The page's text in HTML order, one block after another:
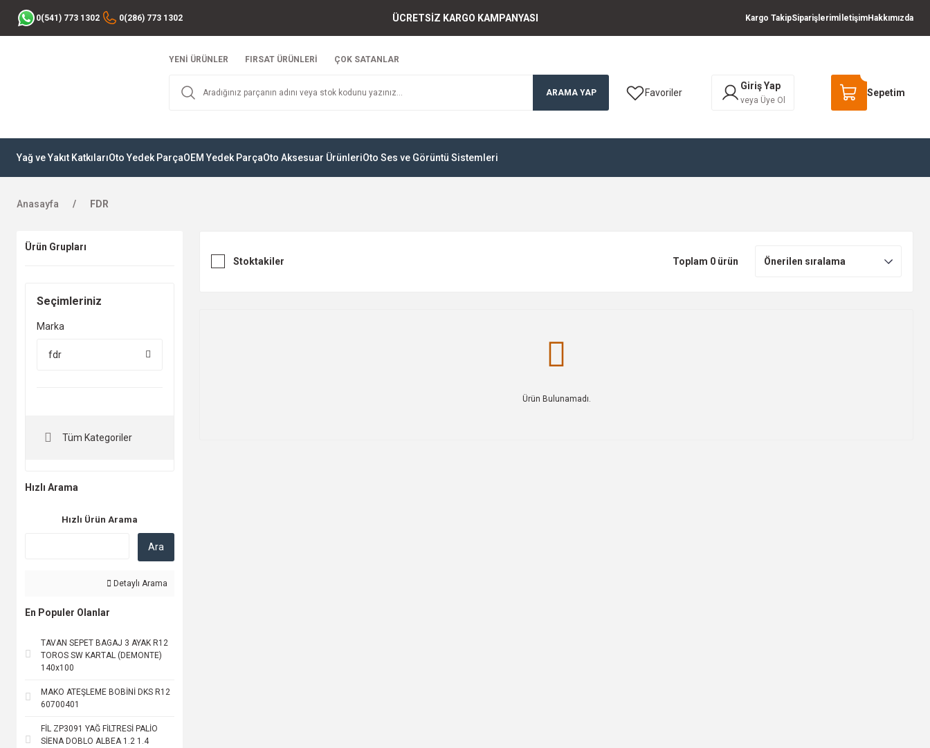
0(541) 773 1302 0(286) 773 1302 ÜCRETSİZ KARGO KAMPANYASI Kargo TakipSiparişlerimİletişimHakkımızda
YENİ ÜRÜNLER FIRSAT ÜRÜNLERİ ÇOK SATANLAR
ARAMA YAP Favoriler
Giriş Yap
veya Üye Ol
Sepetim
Yağ ve Yakıt KatkılarıOto Yedek ParçaOEM Yedek ParçaOto Aksesuar ÜrünleriOto Ses ve Görüntü Sistemleri
Anasayfa FDR
Ürün Grupları
Seçimleriniz
Marka
fdr
Tüm Kategoriler
Hızlı Arama
Hızlı Ürün Arama
Ara
Detaylı Arama
En Populer Olanlar
TAVAN SEPET BAGAJ 3 AYAK R12
TOROS SW KARTAL (DEMONTE)
140x100
MAKO ATEŞLEME BOBİNİ DKS R12
60700401
FİL ZP3091 YAĞ FİLTRESİ PALİO
SİENA DOBLO ALBEA 1.2 1.4
Stoktakiler Toplam 0 ürün
Ürün Bulunamadı.